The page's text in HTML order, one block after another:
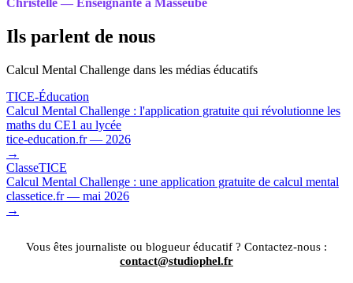
Christelle — Enseignante à Masseube
Ils parlent de nous
Calcul Mental Challenge dans les médias éducatifs
TICE-Éducation
Calcul Mental Challenge : l'application gratuite qui révolutionne les
maths du CE1 au lycée
tice-education.fr — 2026
→
ClasseTICE
Calcul Mental Challenge : une application gratuite de calcul mental
classetice.fr — mai 2026
→
Vous êtes journaliste ou blogueur éducatif ? Contactez-nous :
contact@studiophel.fr